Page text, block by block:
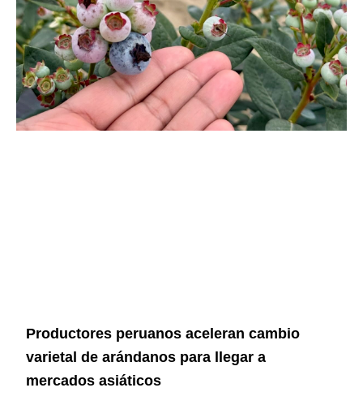
Productores peruanos aceleran cambio
varietal de arándanos para llegar a
mercados asiáticos